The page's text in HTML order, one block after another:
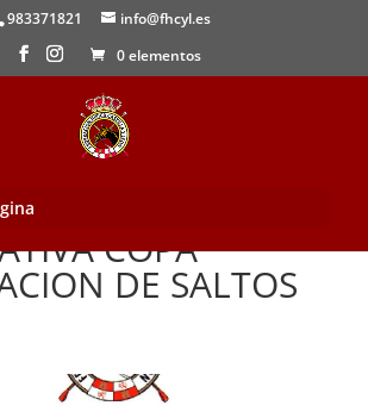
983371821
info@fhcyl.es
0 elementos
COPA
DE SALTOS